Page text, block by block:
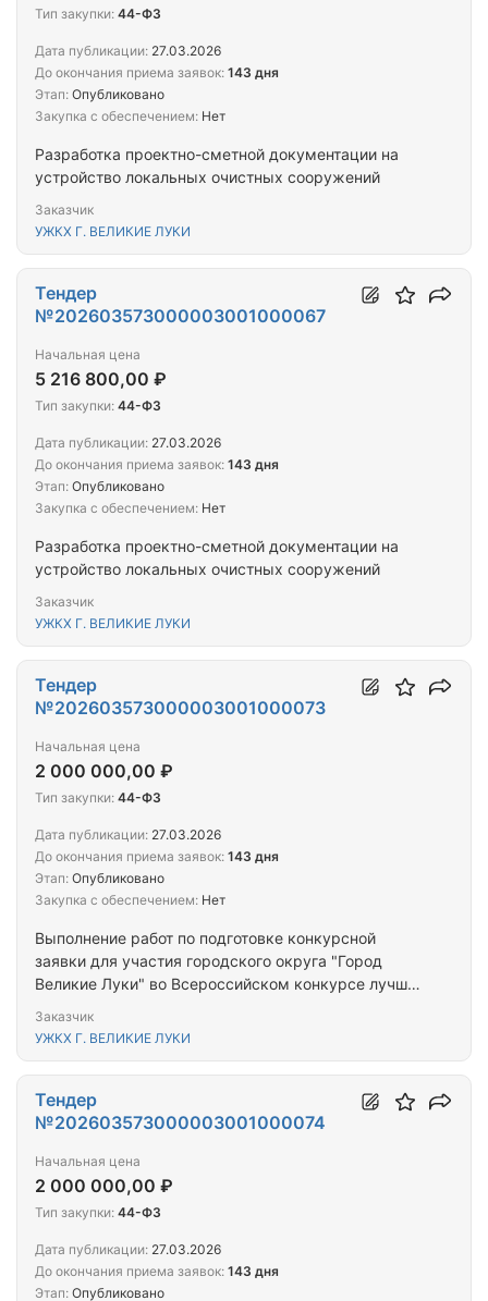
Разработка проектно-сметной документации на
устройство локальных очистных сооружений
Заказчик
УЖКХ Г. ВЕЛИКИЕ ЛУКИ
Тип закупки: 44-ФЗ
Дата публикации: 27.03.2026
До окончания приема заявок: 143 дня
Этап: Опубликовано
Закупка с обеспечением: Нет
Разработка проектно-сметной документации на
устройство локальных очистных сооружений
Заказчик
УЖКХ Г. ВЕЛИКИЕ ЛУКИ
Тендер
№202603573000003001000067
Начальная цена
5 216 800,00 ₽
Тип закупки: 44-ФЗ
Дата публикации: 27.03.2026
До окончания приема заявок: 143 дня
Этап: Опубликовано
Закупка с обеспечением: Нет
Выполнение работ по подготовке конкурсной
заявки для участия городского округа "Город
Великие Луки" во Всероссийском конкурсе лучших
категории "Малые города и опорные населенные
Заказчик
УЖКХ Г. ВЕЛИКИЕ ЛУКИ
Тендер
№202603573000003001000073
Начальная цена
2 000 000,00 ₽
Тип закупки: 44-ФЗ
Дата публикации: 27.03.2026
До окончания приема заявок: 143 дня
Этап: Опубликовано
Закупка с обеспечением: Нет
Тендер
№202603573000003001000074
Начальная цена
2 000 000,00 ₽
Тип закупки: 44-ФЗ
Дата публикации: 27.03.2026
До окончания приема заявок: 143 дня
Этап: Опубликовано